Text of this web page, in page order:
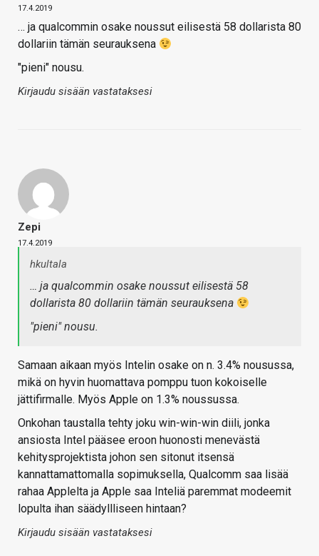
17.4.2019
… ja qualcommin osake noussut eilisestä 58 dollarista 80
dollariin tämän seurauksena
"pieni" nousu.
Kirjaudu sisään vastataksesi
Zepi
17.4.2019
hkultala
… ja qualcommin osake noussut eilisestä 58
dollarista 80 dollariin tämän seurauksena
"pieni" nousu.
Samaan aikaan myös Intelin osake on n. 3.4% nousussa,
mikä on hyvin huomattava pomppu tuon kokoiselle
jättifirmalle. Myös Apple on 1.3% noussussa.
Onkohan taustalla tehty joku win-win-win diili, jonka
ansiosta Intel pääsee eroon huonosti menevästä
kehitysprojektista johon sen sitonut itsensä
kannattamattomalla sopimuksella, Qualcomm saa lisää
rahaa Applelta ja Apple saa Inteliä paremmat modeemit
lopulta ihan säädyllliseen hintaan?
Kirjaudu sisään vastataksesi